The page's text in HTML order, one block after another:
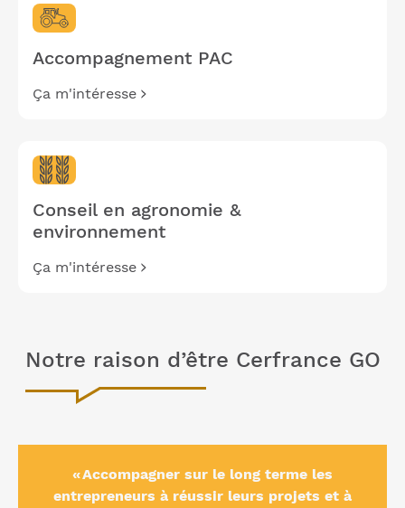
Accompagnement PAC
Ça m'intéresse
Conseil en agronomie &
environnement
Ça m'intéresse
Notre raison d’être Cerfrance GO
« Accompagner sur le long terme les
entrepreneurs à réussir leurs projets et à